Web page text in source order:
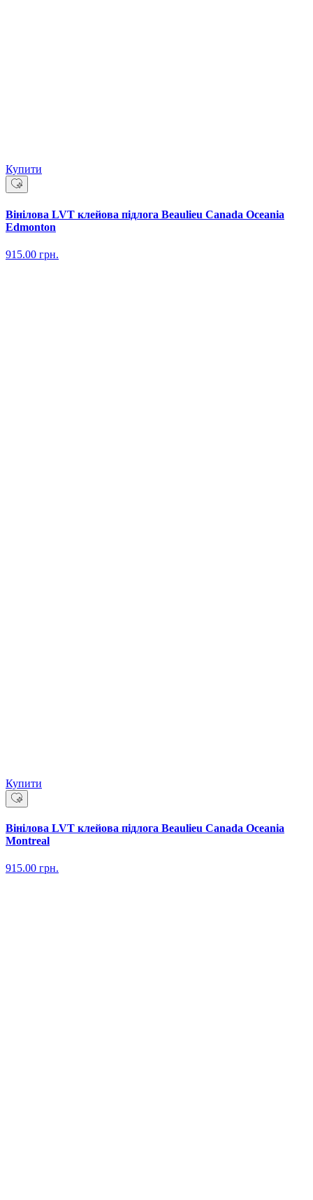
Купити
Вінілова LVT клейова підлога Beaulieu Canada Oceania
Edmonton
915.00 грн.
Купити
Вінілова LVT клейова підлога Beaulieu Canada Oceania
Montreal
915.00 грн.